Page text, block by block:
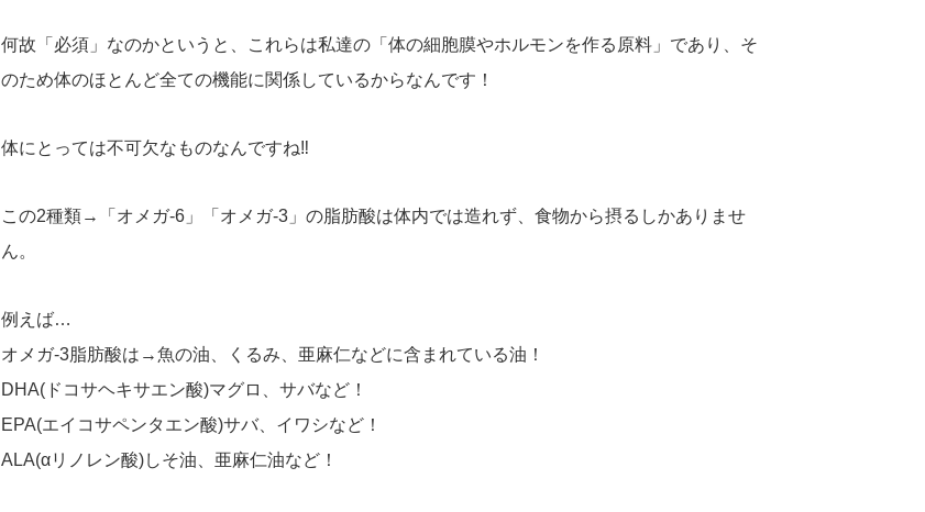
何故「必須」なのかというと、これらは私達の「体の細胞膜やホルモンを作る原料」であり、そ
のため体のほとんど全ての機能に関係しているからなんです！
体にとっては不可欠なものなんですね‼︎
この2種類→「オメガ-6」「オメガ-3」の脂肪酸は体内では造れず、食物から摂るしかありませ
ん。
例えば…
オメガ-3脂肪酸は→魚の油、くるみ、亜麻仁などに含まれている油！
DHA(ドコサヘキサエン酸)マグロ、サバなど！
EPA(エイコサペンタエン酸)サバ、イワシなど！
ALA(αリノレン酸)しそ油、亜麻仁油など！